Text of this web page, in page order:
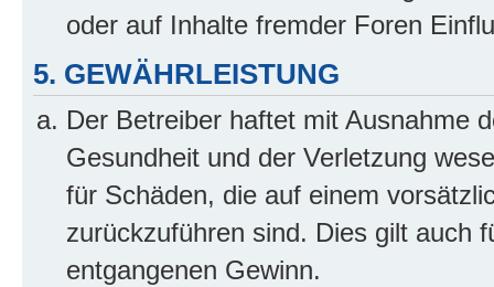
oder auf Inhalte fremder Foren
5. GEWÄHRLEISTUNG
Der Betreiber haftet mit Ausnahme
Gesundheit und der Verletzung
für Schäden, die auf einem
zurückzuführen sind. Dies gilt auch
entgangenen Gewinn.